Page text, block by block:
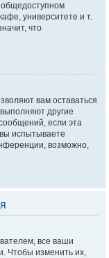
университете и т.
что
вам оставаться
другие
если эта
испытываете
возможно,
все ваши
Чтобы изменить их,